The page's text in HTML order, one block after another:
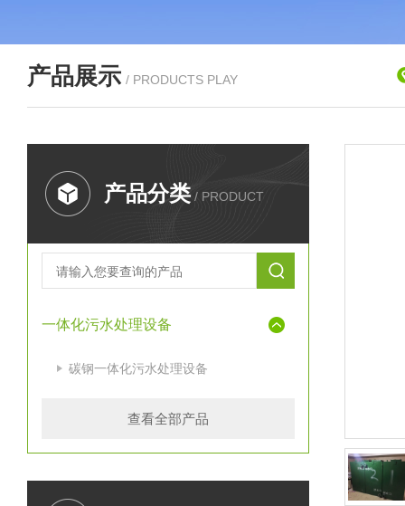
产品展示 / PRODUCTS PLAY
产品分类 / PRODUCT
一体化污水处理设备
碳钢一体化污水处理设备
查看全部产品